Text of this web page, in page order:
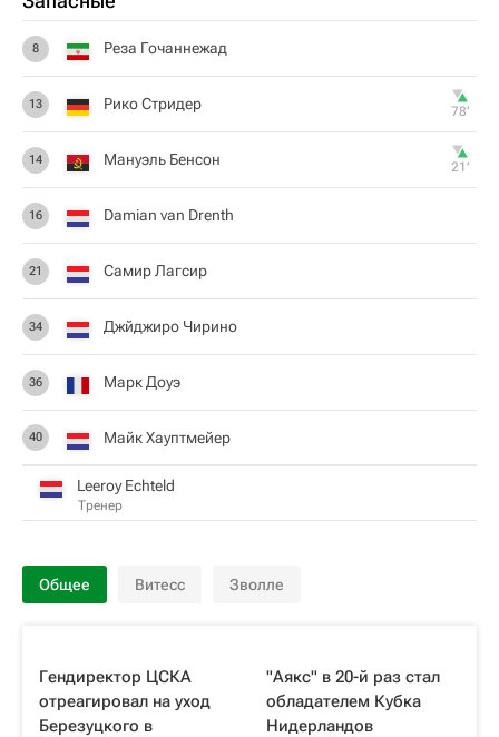
8 Реза Гочаннежад
13 Рико Стридер 78‎’‎
14 Мануэль Бенсон 21‎’‎
16 Damian van Drenth
21 Самир Лагсир
34 Джйджиро Чирино
36 Марк Доуэ
40 Майк Хауптмейер
Leeroy Echteld
Тренер
Общее Витесс Зволле
Гендиректор ЦСКА
отреагировал на уход
Березуцкого в
"Аякс" в 20-й раз стал
обладателем Кубка
Нидерландов